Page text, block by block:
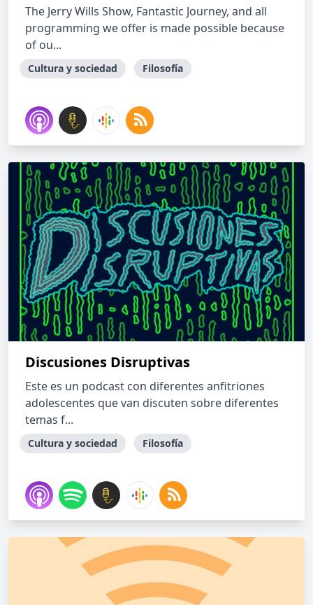
The Jerry Wills Show, Fantastic Journey, and all
programming we offer is made possible because
of ou...
Cultura y sociedad Filosofía
Discusiones Disruptivas
Este es un podcast con diferentes anfitriones
adolescentes que van discuten sobre diferentes
temas f...
Cultura y sociedad Filosofía